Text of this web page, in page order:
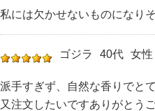
私には欠かせないものになりそ
ゴジラ 40代 女性
派手すぎず、自然な香りでと
又注文したいですありがとう